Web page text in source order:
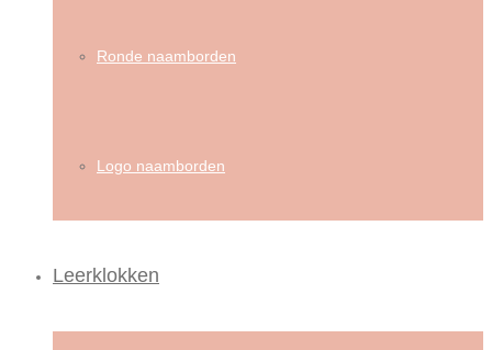
Ronde naamborden
Logo naamborden
Leerklokken